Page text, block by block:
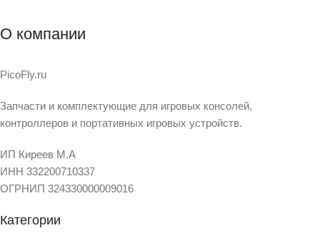
О компании
PicoFly.ru
Запчасти и комплектующие для игровых консолей,
контроллеров и портативных игровых устройств.
ИП Киреев М.А
ИНН 332200710337
ОГРНИП 324330000009016
Категории